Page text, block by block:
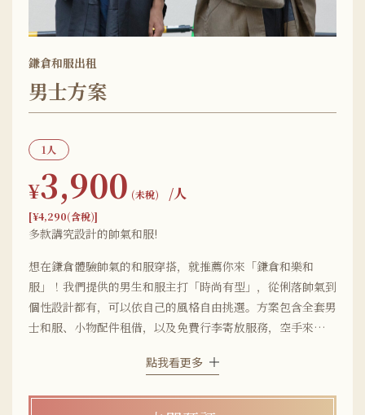
鎌倉和服出租
男士方案
1人
¥3,900 (未稅) /人
[¥4,290(含稅)]
多款講究設計的帥氣和服!
想在鎌倉體驗帥氣的和服穿搭，就推薦你來「鎌倉和樂和
服」！我們提供的男生和服主打「時尚有型」，從俐落帥氣到
個性設計都有，可以依自己的風格自由挑選。方案包含全套男
士和服、小物配件租借，以及免費行李寄放服務，空手來就能
想拍出帥到炸的和服穿搭照？來和樂，讓整個鎌倉街頭都變為
點我看更多